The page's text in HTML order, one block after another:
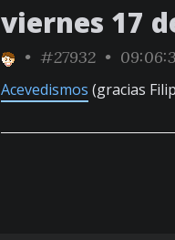
viernes 17
• #27932 •
Acevedismos (gracias